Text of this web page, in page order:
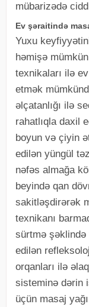
mübarizədə
Ev şəraitində
Yuxu
həmişə
texnikaları ilə
etmək
əlçatanlığı ilə
rahatlıqla daxil
boyun və çiyin
edilən yüngül
nəfəs almağa
beyində qan
sakitləşdirərək
texnikanı
sürtmə şəklində
edilən
orqanları ilə
sisteminə dərin
üçün masaj